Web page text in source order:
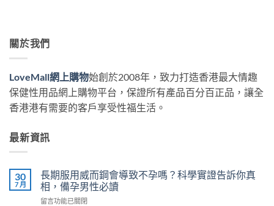
關於我們
LoveMall網上購物始創於2008年，致力打造香港最大情趣
保健性用品網上購物平台，保證所有產品百分百正品，讓全
香港港有需要的客戶享受性福生活。
最新資訊
30
7 月
長期服用威而鋼會導致不孕嗎？科學實證告訴你真
相，備孕男性必讀
在
留言功能已關閉